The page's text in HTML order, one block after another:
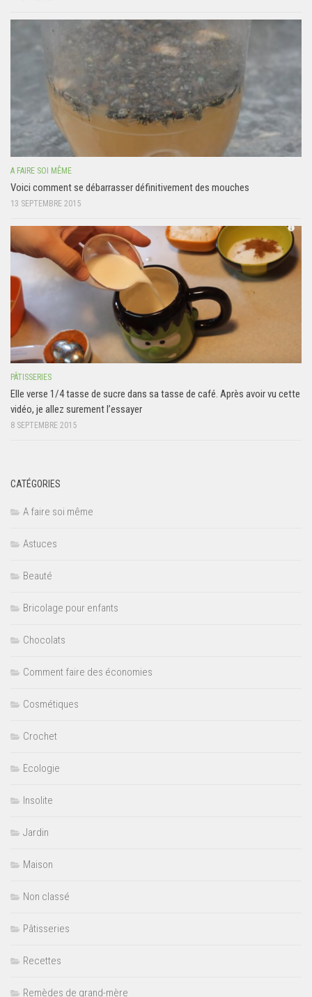
A FAIRE SOI MÊME
Voici comment se débarrasser définitivement des mouches
13 SEPTEMBRE 2015
PÂTISSERIES
Elle verse 1/4 tasse de sucre dans sa tasse de café. Après avoir vu cette
vidéo, je allez surement l’essayer
8 SEPTEMBRE 2015
CATÉGORIES
A faire soi même
Astuces
Beauté
Bricolage pour enfants
Chocolats
Comment faire des économies
Cosmétiques
Crochet
Ecologie
Insolite
Jardin
Maison
Non classé
Pâtisseries
Recettes
Remèdes de grand-mère